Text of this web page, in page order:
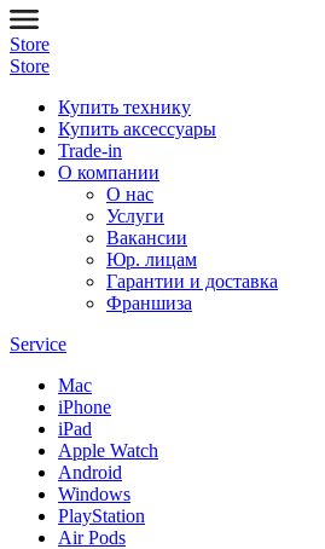
Store
Store
Купить технику
Купить аксессуары
Trade-in
О компании
О нас
Услуги
Вакансии
Юр. лицам
Гарантии и доставка
Франшиза
Service
Mac
iPhone
iPad
Apple Watch
Android
Windows
PlayStation
Air Pods